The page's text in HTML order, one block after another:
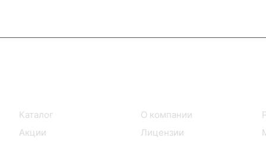
Каталог
Акции
О компании
Лицензии